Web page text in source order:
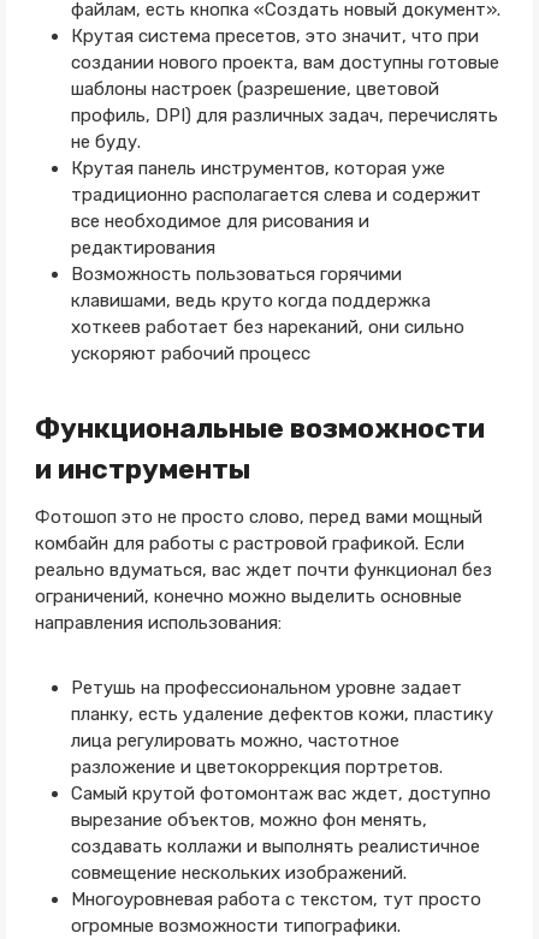
файлам, есть кнопка «Создать новый документ».
Крутая система пресетов, это значит, что при
создании нового проекта, вам доступны готовые
шаблоны настроек (разрешение, цветовой
профиль, DPI) для различных задач, перечислять
не буду.
Крутая панель инструментов, которая уже
традиционно располагается слева и содержит
все необходимое для рисования и
редактирования
Возможность пользоваться горячими
клавишами, ведь круто когда поддержка
хоткеев работает без нареканий, они сильно
ускоряют рабочий процесс
Функциональные возможности
и инструменты
Фотошоп это не просто слово, перед вами мощный
комбайн для работы с растровой графикой. Если
реально вдуматься, вас ждет почти функционал без
ограничений, конечно можно выделить основные
направления использования:
Ретушь на профессиональном уровне задает
планку, есть удаление дефектов кожи, пластику
лица регулировать можно, частотное
разложение и цветокоррекция портретов.
Самый крутой фотомонтаж вас ждет, доступно
вырезание объектов, можно фон менять,
создавать коллажи и выполнять реалистичное
совмещение нескольких изображений.
Многоуровневая работа с текстом, тут просто
огромные возможности типографики.